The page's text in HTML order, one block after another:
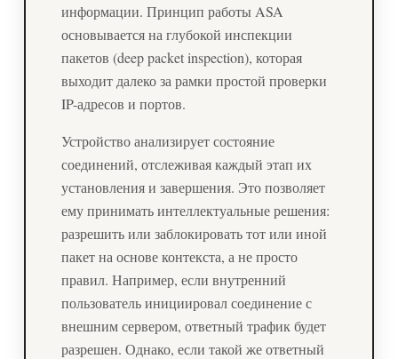
информации. Принцип работы ASA
основывается на глубокой инспекции
пакетов (deep packet inspection), которая
выходит далеко за рамки простой проверки
IP-адресов и портов.
Устройство анализирует состояние
соединений, отслеживая каждый этап их
установления и завершения. Это позволяет
ему принимать интеллектуальные решения:
разрешить или заблокировать тот или иной
пакет на основе контекста, а не просто
правил. Например, если внутренний
пользователь инициировал соединение с
внешним сервером, ответный трафик будет
разрешен. Однако, если такой же ответный